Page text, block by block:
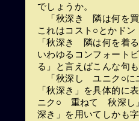
でしょうか。
「秋深き 隣は何を買
これはコスト○とかド
「秋深き 隣は何を着
いわゆるコンフォート
る」と言えばこんな句
「秋深し ユニク○
「秋深き」を具体的に
ニク○ 重ねて 秋深し
深き」を用いてしかも